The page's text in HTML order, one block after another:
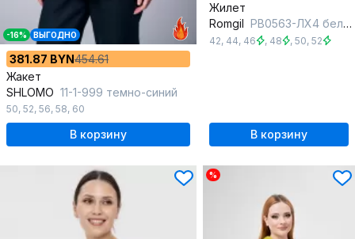
-16% ВЫГОДНО
381.87 BYN454.61
Жакет
SHLOMO 11-1-999 темно-синий
50, 52, 56, 58, 60
В корзину
Жилет
Romgil РВ0563-ЛХ4 белый
42, 44, 46 , 48 , 50, 52
В корзину
%